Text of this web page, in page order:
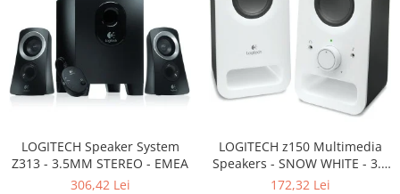
LOGITECH Speaker System
Z313 - 3.5MM STEREO - EMEA
306,42 Lei
LOGITECH z150 Multimedia
Speakers - SNOW WHITE - 3.5
MM - EU
172,32 Lei